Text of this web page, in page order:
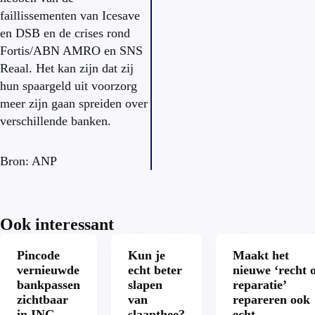
faillissementen van Icesave
en DSB en de crises rond
Fortis/ABN AMRO en SNS
Reaal. Het kan zijn dat zij
hun spaargeld uit voorzorg
meer zijn gaan spreiden over
verschillende banken.
Bron: ANP
Ook interessant
Pincode
vernieuwde
bankpassen
zichtbaar
Kun je
echt beter
slapen
van
Maakt het
nieuwe ‘recht
reparatie’
repareren ook